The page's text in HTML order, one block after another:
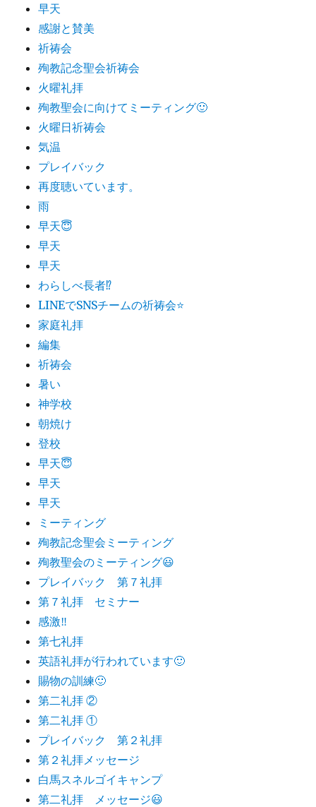
早天
感謝と賛美
祈祷会
殉教記念聖会祈祷会
火曜礼拝
殉教聖会に向けてミーティング🙂
火曜日祈祷会
気温
プレイバック
再度聴いています。
雨
早天😇
早天
早天
わらしべ長者⁉︎
LINEでSNSチームの祈祷会⭐
家庭礼拝
編集
祈祷会
暑い
神学校
朝焼け
登校
早天😇
早天
早天
ミーティング
殉教記念聖会ミーティング
殉教聖会のミーティング😃
プレイバック 第７礼拝
第７礼拝 セミナー
感激‼️
第七礼拝
英語礼拝が行われています🙂
賜物の訓練🙂
第二礼拝 ②
第二礼拝 ①
プレイバック 第２礼拝
第２礼拝メッセージ
白馬スネルゴイキャンプ
第二礼拝 メッセージ😃